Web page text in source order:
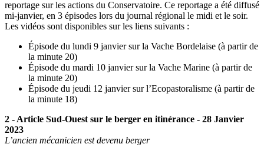
reportage sur les actions du Conservatoire. Ce reportage a été diffusé
mi-janvier, en 3 épisodes lors du journal régional le midi et le soir.
Les vidéos sont disponibles sur les liens suivants :
Épisode du lundi 9 janvier sur la Vache Bordelaise (à partir de
la minute 20)
Épisode du mardi 10 janvier sur la Vache Marine (à partir de
la minute 20)
Épisode du jeudi 12 janvier sur l’Ecopastoralisme (à partir de
la minute 18)
2 - Article Sud-Ouest sur le berger en itinérance - 28 Janvier
2023
L’ancien mécanicien est devenu berger